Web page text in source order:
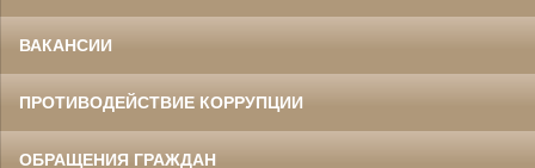
ВАКАНСИИ
ПРОТИВОДЕЙСТВИЕ КОРРУПЦИИ
ОБРАЩЕНИЯ ГРАЖДАН